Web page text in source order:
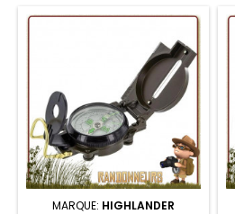
MARQUE: HIGHLANDER